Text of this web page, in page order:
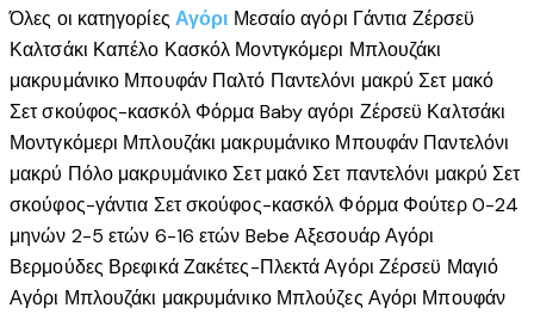
μπορούν
να
επιλεγούν
στη
σελίδα
του
προϊόντος
Όλες οι κατηγορίες Αγόρι Μεσαίο αγόρι Γάντια Ζέρσεϋ
Καλτσάκι Καπέλο Κασκόλ Μοντγκόμερι Μπλουζάκι
μακρυμάνικο Μπουφάν Παλτό Παντελόνι μακρύ Σετ μακό
Σετ σκούφος-κασκόλ Φόρμα Baby αγόρι Ζέρσεϋ Καλτσάκι
Μοντγκόμερι Μπλουζάκι μακρυμάνικο Μπουφάν Παντελόνι
μακρύ Πόλο μακρυμάνικο Σετ μακό Σετ παντελόνι μακρύ Σετ
σκούφος-γάντια Σετ σκούφος-κασκόλ Φόρμα Φούτερ 0-24
μηνών 2-5 ετών 6-16 ετών Bebe Αξεσουάρ Αγόρι
Βερμούδες Βρεφικά Ζακέτες-Πλεκτά Αγόρι Ζέρσεϋ Μαγιό
Αγόρι Μπλουζάκι μακρυμάνικο Μπλούζες Αγόρι Μπουφάν